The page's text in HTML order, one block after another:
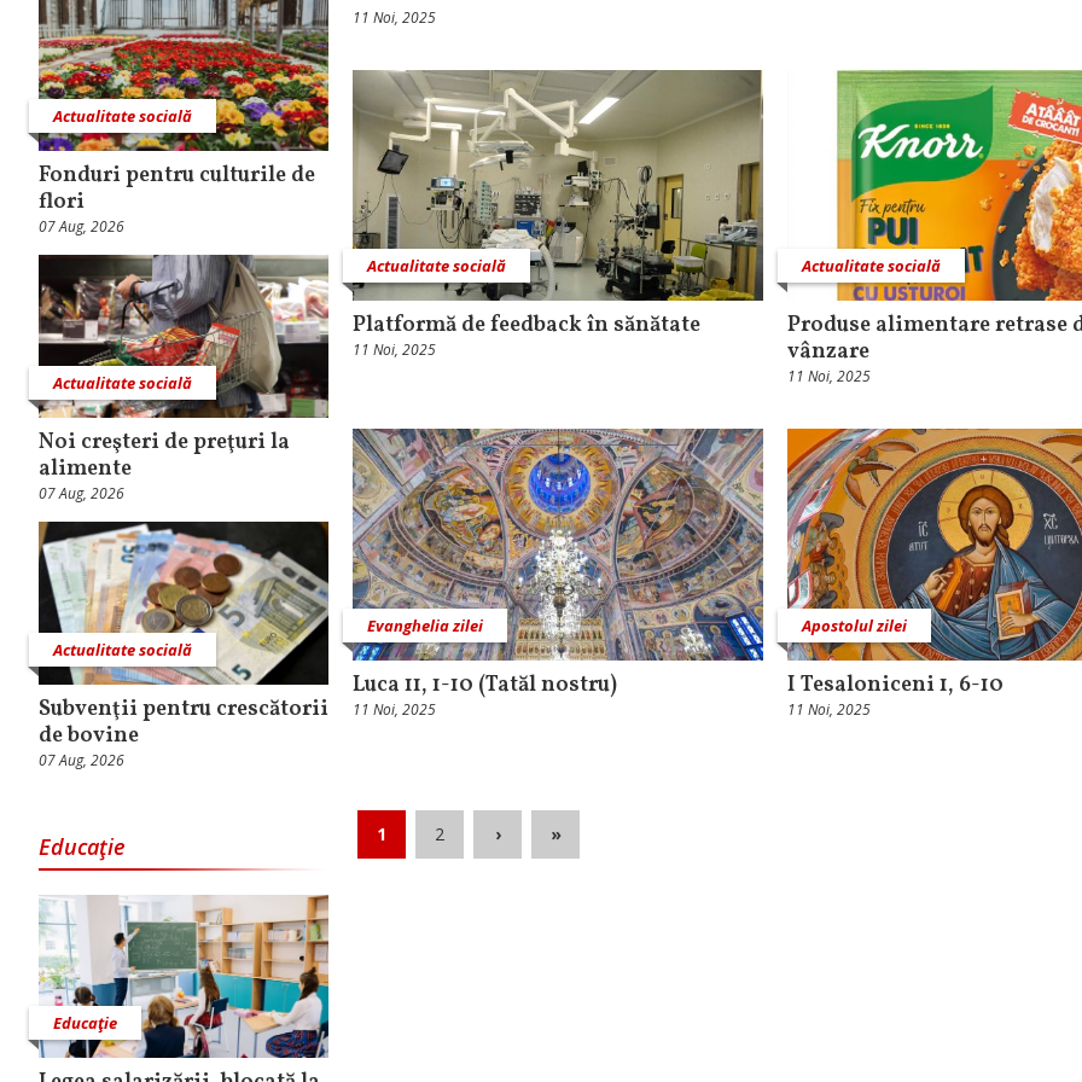
Actualitate socială
Fonduri pentru culturile de
flori
07 Aug, 2026
Actualitate socială
Noi creşteri de preţuri la
alimente
07 Aug, 2026
Actualitate socială
Subvenţii pentru crescătorii
de bovine
07 Aug, 2026
Educaţie
Educaţie
11 Noi, 2025
Actualitate socială
Platformă de feedback în sănătate
11 Noi, 2025
Actualitate socială
Produse alimentare retrase
vânzare
11 Noi, 2025
Evanghelia zilei
Luca 11, 1-10 (Tatăl nostru)
11 Noi, 2025
Apostolul zilei
I Tesaloniceni 1, 6-10
11 Noi, 2025
1 2 › »